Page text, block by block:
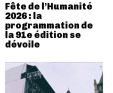
Fête de l’Humanité
2026 : la
programmation de
la 91e édition se
dévoile